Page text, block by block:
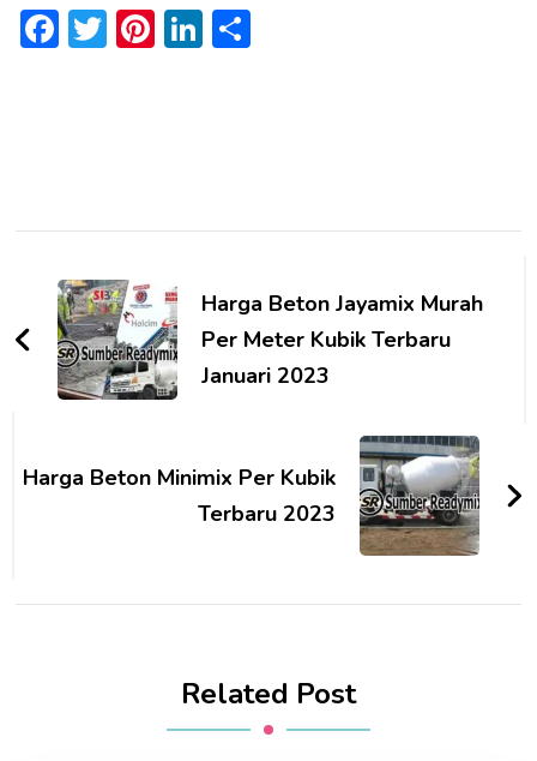
Facebook
Twitter
Pinterest
LinkedIn
NavigationHarga Beton Jayamix Murah
Per Meter Kubik Terbaru
Januari 2023
Harga Beton Minimix Per Kubik
Terbaru 2023
Related Post